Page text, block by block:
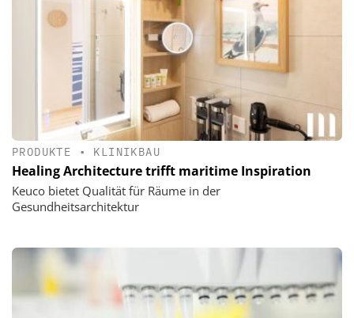
PRODUKTE • KLINIKBAU
Healing Architecture trifft maritime Inspiration
Keuco bietet Qualität für Räume in der
Gesundheitsarchitektur